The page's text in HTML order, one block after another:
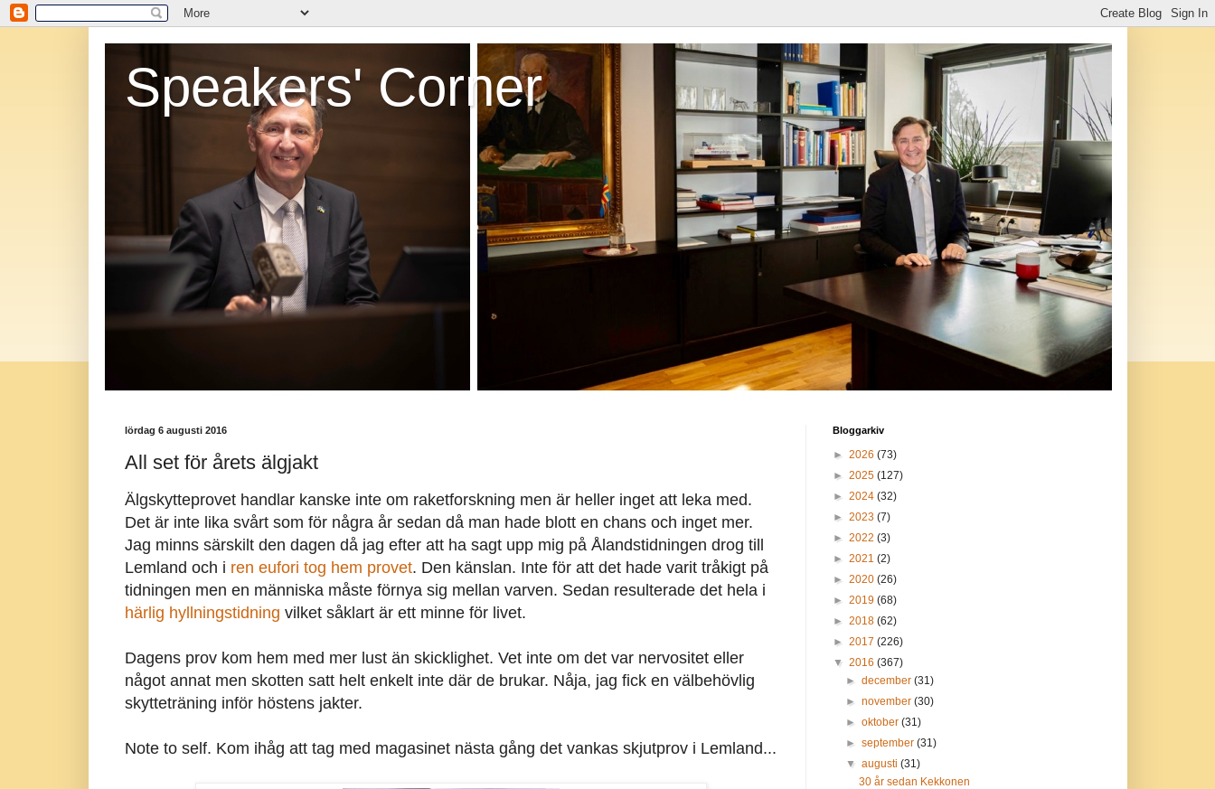
Speakers' Corner
lördag 6 augusti 2016
All set för årets älgjakt
Älgskytteprovet handlar kanske inte om raketforskning men är heller inget att leka med.
Det är inte lika svårt som för några år sedan då man hade blott en chans och inget mer.
Jag minns särskilt den dagen då jag efter att ha sagt upp mig på Ålandstidningen drog till
Lemland och i ren eufori tog hem provet. Den känslan. Inte för att det hade varit tråkigt på
tidningen men en människa måste förnya sig mellan varven. Sedan resulterade det hela i
härlig hyllningstidning vilket såklart är ett minne för livet.
Dagens prov kom hem med mer lust än skicklighet. Vet inte om det var nervositet eller
något annat men skotten satt helt enkelt inte där de brukar. Nåja, jag fick en välbehövlig
skytteträning inför höstens jakter.
Note to self. Kom ihåg att tag med magasinet nästa gång det vankas skjutprov i Lemland...
Bloggarkiv
► 2026 (73)
► 2025 (127)
► 2024 (32)
► 2023 (7)
► 2022 (3)
► 2021 (2)
► 2020 (26)
► 2019 (68)
► 2018 (62)
► 2017 (226)
▼ 2016 (367)
► december (31)
► november (30)
► oktober (31)
► september (31)
▼ augusti (31)
30 år sedan Kekkonen